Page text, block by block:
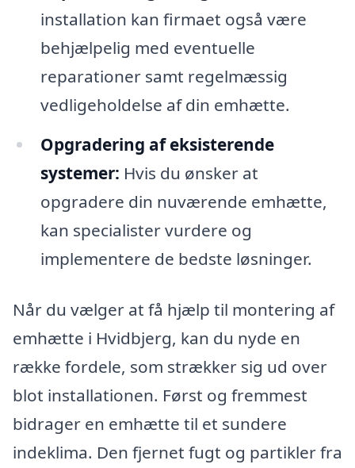
installation kan firmaet også være
behjælpelig med eventuelle
reparationer samt regelmæssig
vedligeholdelse af din emhætte.
Opgradering af eksisterende
systemer: Hvis du ønsker at
opgradere din nuværende emhætte,
kan specialister vurdere og
implementere de bedste løsninger.
Når du vælger at få hjælp til montering af
emhætte i Hvidbjerg, kan du nyde en
række fordele, som strækker sig ud over
blot installationen. Først og fremmest
bidrager en emhætte til et sundere
indeklima. Den fjernet fugt og partikler fra